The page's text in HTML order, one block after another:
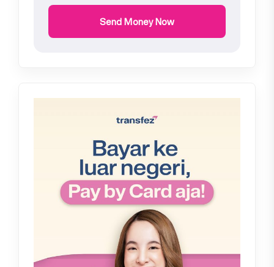
Send Money Now